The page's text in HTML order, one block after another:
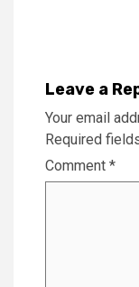
Leave a
Your email
Required
Comment *